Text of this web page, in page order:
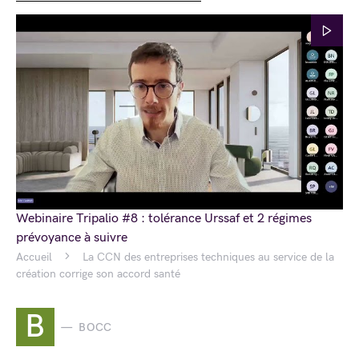
Accueil
La CCN des entreprises techniques au service de la
création corrige son accord santé
B BOCC
Webinaire Tripalio #8 : tolérance Urssaf et 2 régimes
prévoyance à suivre